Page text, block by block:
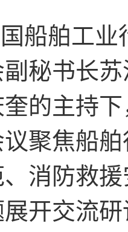
船舶工
秘书长
的主持
聚焦船
、消防救
开交流